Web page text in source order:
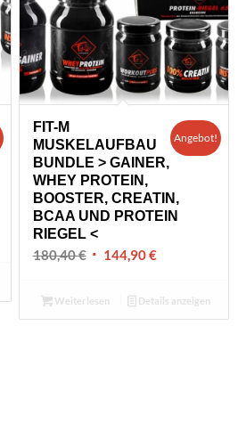
FIT-M
MUSKELAUFBAU
BUNDLE > GAINER,
WHEY PROTEIN,
BOOSTER, CREATIN,
BCAA UND PROTEIN
RIEGEL <
180,40€ Ursprünglicher
war:
180,40 €
144,90€Aktueller
ist:
144,90 €.
Angebot!
Weiterlesen Details anzeigen